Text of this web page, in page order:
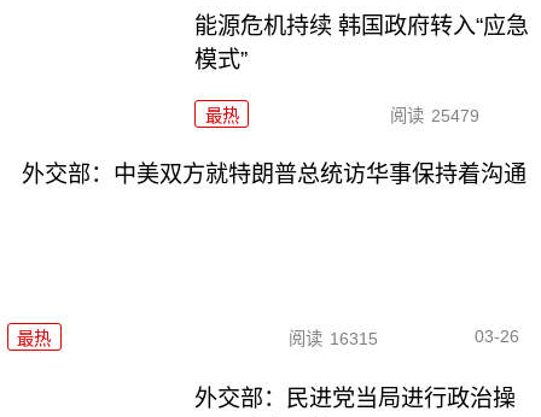
能源危机持续 韩国政府转入“应急
模式”
最热 阅读 25479
外交部：中美双方就特朗普总统访华事保持着沟通
最热 阅读 16315 03-26
外交部：民进党当局进行政治操